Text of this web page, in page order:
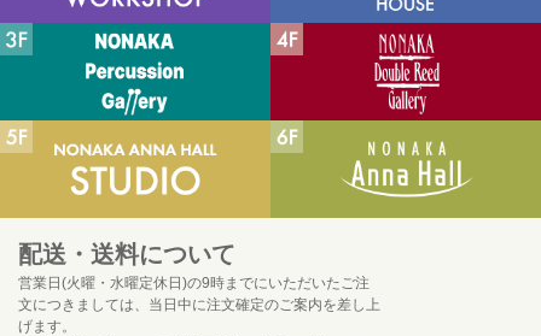
配送・送料について
営業日(火曜・水曜定休日)の9時までにいただいたご注
文につきましては、当日中に注文確定のご案内を差し上
げます。